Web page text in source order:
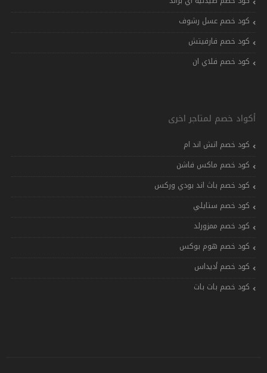
كود خصم عسل رشوف
كود خصم فارفيتش
كود خصم فلاي ان
أكواد خصم لمتاجر اخرى
كود خصم اتش اند ام
كود خصم ماكس فاشن
كود خصم باث اند بودي وركس
كود خصم ستايلي
كود خصم ممزورلد
كود خصم هوم بوكس
كود خصم أديداس
كود خصم بات بات